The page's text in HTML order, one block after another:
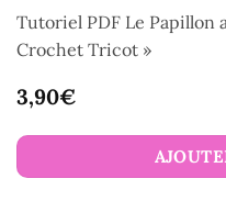
Tutoriel PDF Le
Crochet Tricot »
3,90€